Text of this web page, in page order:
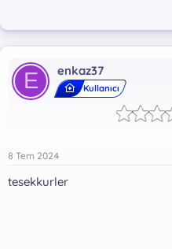
E enkaz37
Kullanıcı
8 Tem 2024
tesekkurler